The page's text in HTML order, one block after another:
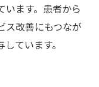
います。患者から
ス改善にもつなが
ています。